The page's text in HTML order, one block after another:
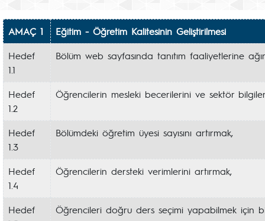
AMAÇ 1
Eğitim - Öğretim Kalitesinin Geliştirilmesi
Hedef
1.1
Bölüm web sayfasında tanıtım faaliyetlerine
Hedef
1.2
Öğrencilerin mesleki becerilerini ve sektör
Hedef
1.3
Bölümdeki öğretim üyesi sayısını artırmak,
Hedef
1.4
Öğrencilerin dersteki verimlerini artırmak,
Hedef
Öğrencileri doğru ders seçimi yapabilmek için